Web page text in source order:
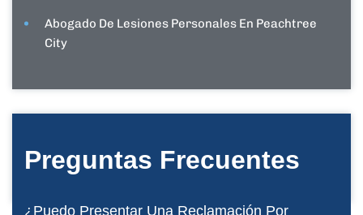
Abogado De Lesiones Personales En Peachtree
City
Preguntas Frecuentes
¿Puedo Presentar Una Reclamación Por